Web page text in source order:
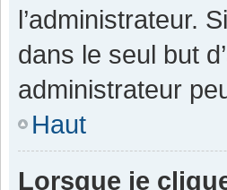
l’administrateur.
dans le seul but
administrateur
Haut
Lorsque je